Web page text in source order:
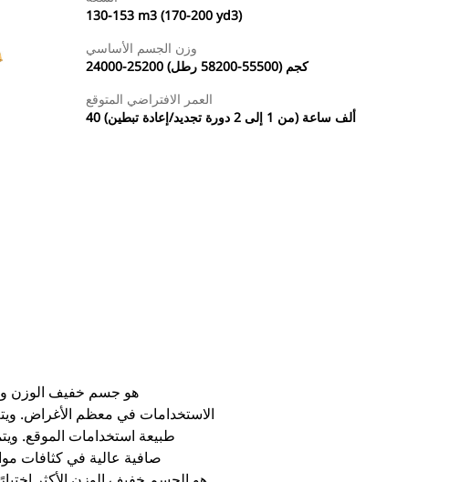
130-153 m3 (170-200 yd3)
وزن الجسم الأساسي
24000-25200 كجم (55500-58200 رطل)
العمر الافتراضي المتوقع
40 ألف ساعة (من 1 إلى 2 دورة تجديد/إعادة تبطين)
الاستخدامات في معظم الأغراض.
طبيعة استخدامات الموقع.
صافية عالية في كثافات